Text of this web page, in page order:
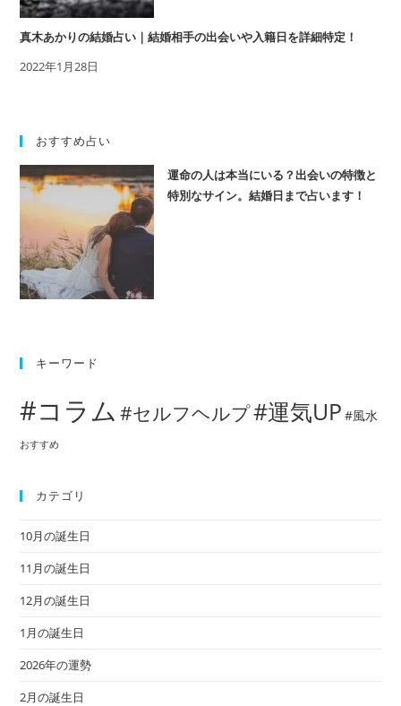
真木あかりの結婚占い｜結婚相手の出会いや入籍日を詳細特定！
2022年1月28日
おすすめ占い
運命の人は本当にいる？出会いの特徴と
特別なサイン。結婚日まで占います！
キーワード
#コラム #セルフヘルプ#運気UP #風水
おすすめ
カテゴリ
10月の誕生日
11月の誕生日
12月の誕生日
1月の誕生日
2026年の運勢
2月の誕生日